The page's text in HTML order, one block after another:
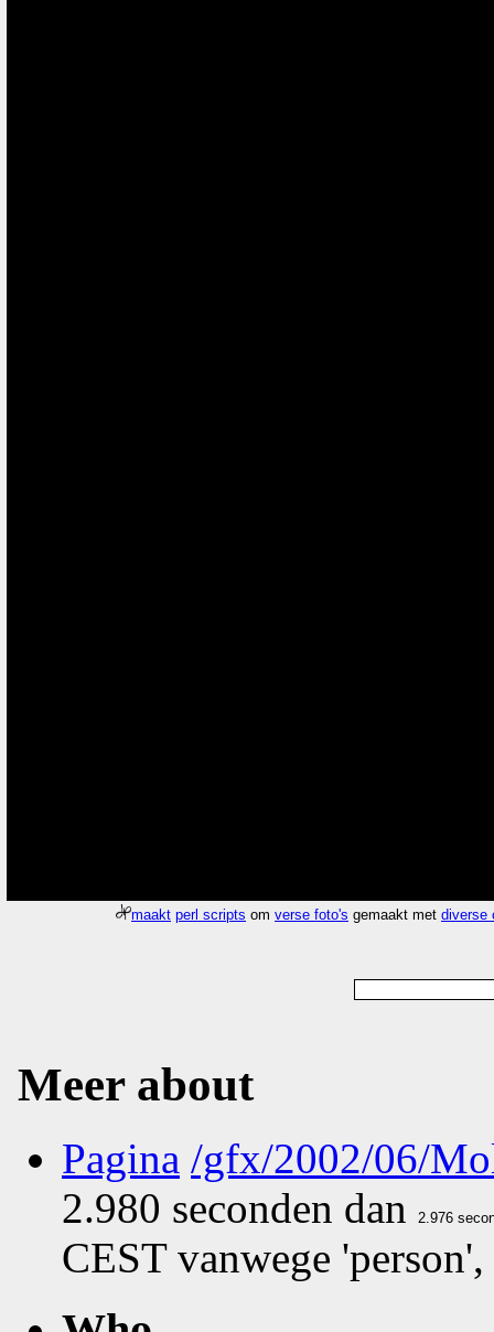
maakt perl scripts omverse foto's gemaakt metdiverse
Meer about
Pagina /gfx/2002/06/
2.980 seconden dan
CEST vanwege 'person',